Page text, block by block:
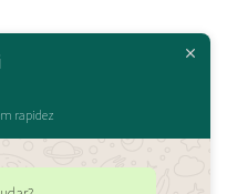
rapidez